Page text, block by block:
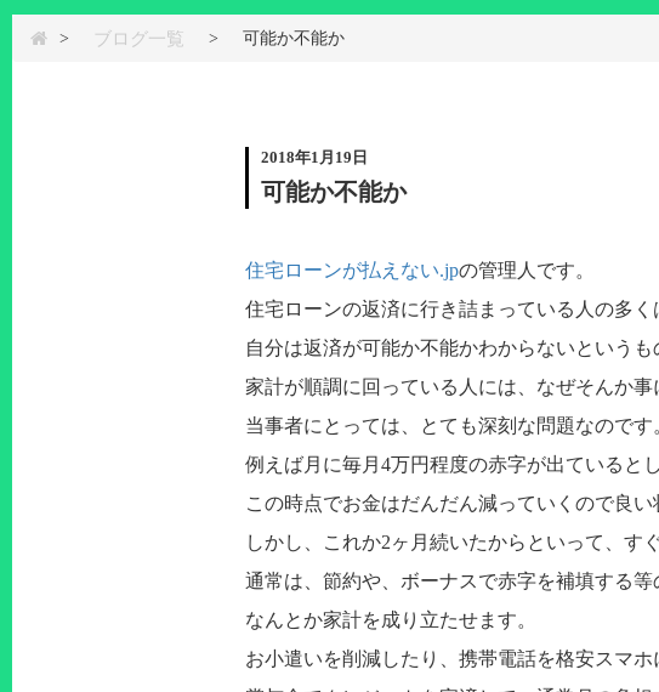
> ブログ一覧 > 可能か不能か
2018年1月19日
可能か不能か
住宅ローンが払えない.jpの管理人です。
住宅ローンの返済に行き詰まっている人の多く
自分は返済が可能か不能かわからないというも
家計が順調に回っている人には、なぜそんか
当事者にとっては、とても深刻な問題なのです
例えば月に毎月4万円程度の赤字が出ているとし
この時点でお金はだんだん減っていくので良い
しかし、これか2ヶ月続いたからといって、す
通常は、節約や、ボーナスで赤字を補填する等
なんとか家計を成り立たせます。
お小遣いを削減したり、携帯電話を格安スマホ